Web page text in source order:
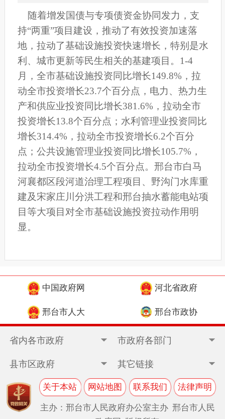
随着增发国债与专项债资金协同发力，支
持“两重”项目建设，推动了有效投资加速落
地，拉动了基础设施投资快速增长，特别是水
利、城市更新等民生相关的基建项目。1-4
月，全市基础设施投资同比增长149.8%，拉
动全市投资增长23.7个百分点，电力、热力生
产和供应业投资同比增长381.6%，拉动全市
投资增长13.8个百分点；水利管理业投资同比
增长314.4%，拉动全市投资增长6.2个百分
点；公共设施管理业投资同比增长105.7%，
拉动全市投资增长4.5个百分点。邢台市白马
河襄都区段河道治理工程项目、野沟门水库重
建及宋家庄川分洪工程和邢台抽水蓄能电站项
目等大项目对全市基础设施投资拉动作用明
显。
中国政府网 河北省政府
邢台市人大 邢台市政协
省内各市政府 市政府各部门
县市区政府 其它链接
关于本站 网站地图 联系我们 法律声明
主办：邢台市人民政府办公室主办 邢台市人民